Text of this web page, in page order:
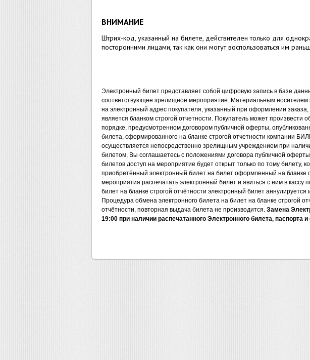
ВНИМАНИЕ
Штрих-код, указанный на билете, действителен только для
посторонними лицами, так как они могут воспользоваться им
Электронный билет представляет собой цифровую запись в базе
соответствующее зрелищное мероприятие. Материальным носителем
на электронный адрес покупателя, указанный при оформлении
является бланком строгой отчетности. Покупатель может
порядке, предусмотренном договором публичной оферты,
билета, сформированного на бланке строгой отчетности компании
осуществляется непосредственно зрелищным учреждением при
билетом, Вы соглашаетесь с положениями договора публичной
билетов доступ на мероприятие будет открыт только по тому
приобретённый электронный билет на билет оформленный на бланке
мероприятия распечатать электронный билет и явиться с ним в кассу
билет на бланке строгой отчётности электронный билет
Процедура обмена электронного билета на билет на бланке строгой
отчётности, повторная выдача билета не производится. Замена
19:00 при наличии распечатанного Электронного билета, паспорта